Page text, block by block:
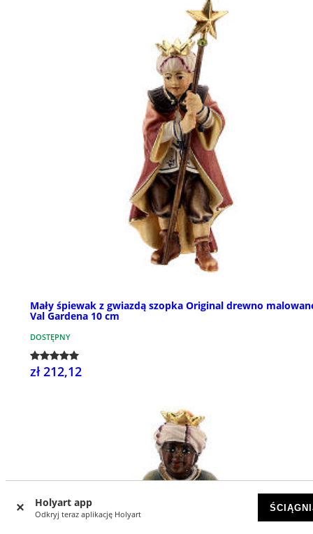
Holyart app
Odkryj teraz aplikację Holyart
Mały śpiewak z gwiazdą szopka Original drewno
Val Gardena 10 cm
DOSTĘPNY
zł 212,12